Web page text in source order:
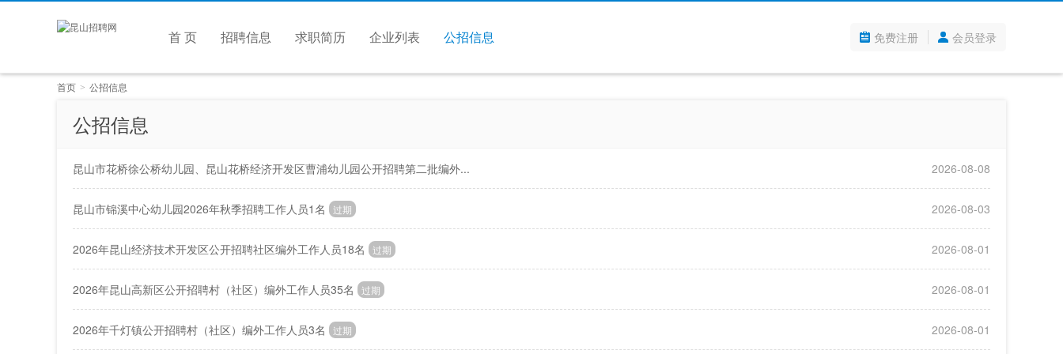
首 页 招聘信息 求职简历 企业列表 公招信息 免费注册 会员登录
首页 > 公招信息
公招信息
昆山市花桥徐公桥幼儿园、昆山花桥经济开发区曹浦幼儿园公开招聘第二批编外... 2026-08-08
昆山市锦溪中心幼儿园2026年秋季招聘工作人员1名 过期 2026-08-03
2026年昆山经济技术开发区公开招聘社区编外工作人员18名 过期 2026-08-01
2026年昆山高新区公开招聘村（社区）编外工作人员35名 过期 2026-08-01
2026年千灯镇公开招聘村（社区）编外工作人员3名 过期 2026-08-01